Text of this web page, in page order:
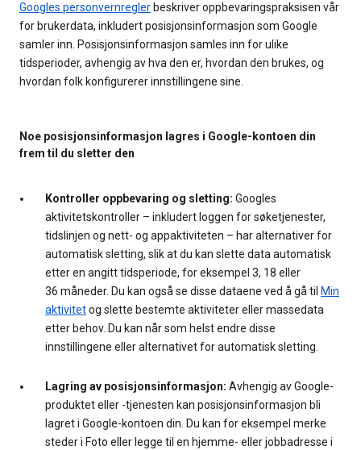
Googles personvernregler beskriver oppbevaringspraksisen vår
for brukerdata, inkludert posisjonsinformasjon som Google
samler inn. Posisjonsinformasjon samles inn for ulike
tidsperioder, avhengig av hva den er, hvordan den brukes, og
hvordan folk konfigurerer innstillingene sine.
Noe posisjonsinformasjon lagres i Google-kontoen din
frem til du sletter den
Kontroller oppbevaring og sletting: Googles
aktivitetskontroller – inkludert loggen for søketjenester,
tidslinjen og nett- og appaktiviteten – har alternativer for
automatisk sletting, slik at du kan slette data automatisk
etter en angitt tidsperiode, for eksempel 3, 18 eller
36 måneder. Du kan også se disse dataene ved å gå til Min
aktivitetog slette bestemte aktiviteter eller massedata
etter behov. Du kan når som helst endre disse
innstillingene eller alternativet for automatisk sletting.
Lagring av posisjonsinformasjon: Avhengig av Google-
produktet eller -tjenesten kan posisjonsinformasjon bli
lagret i Google-kontoen din. Du kan for eksempel merke
steder i Foto eller legge til en hjemme- eller jobbadresse i